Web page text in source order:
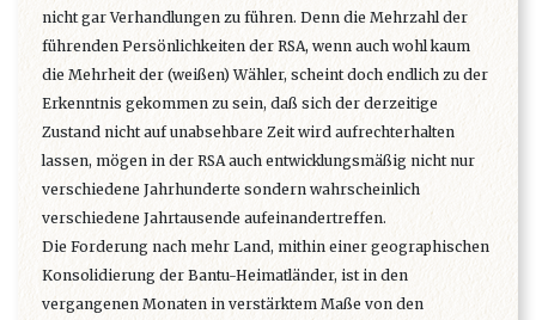
nicht gar Verhandlungen zu führen. Denn die Mehrzahl der
führenden Persönlichkeiten der RSA, wenn auch wohl kaum
die Mehrheit der (weißen) Wähler, scheint doch endlich zu der
Erkenntnis gekommen zu sein, daß sich der derzeitige
Zustand nicht auf unabsehbare Zeit wird aufrechterhalten
lassen, mögen in der RSA auch entwicklungsmäßig nicht nur
verschiedene Jahrhunderte sondern wahrscheinlich
verschiedene Jahrtausende aufeinandertreffen.
Die Forderung nach mehr Land, mithin einer geographischen
Konsolidierung der Bantu-Heimatländer, ist in den
vergangenen Monaten in verstärktem Maße von den